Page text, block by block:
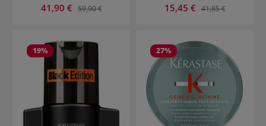
Prezzo di vendita:
41,90 € Prezzo normale:
59,90 €
Prezzo di vendita:
15,45 € Prezzo normale:
41,85 €
19% 27%